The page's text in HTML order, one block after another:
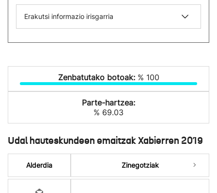
Erakutsi informazio irisgarria
Zenbatutako botoak: % 100
Parte-hartzea:
% 69.03
Udal hauteskundeen emaitzak Xabierren 2019
Alderdia Zinegotziak